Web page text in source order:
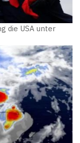
die USA unter